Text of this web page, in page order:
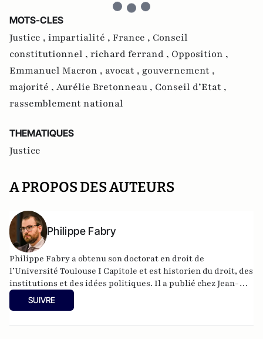
MOTS-CLES
Justice , impartialité , France , Conseil
constitutionnel , richard ferrand , Opposition ,
Emmanuel Macron , avocat , gouvernement ,
majorité , Aurélie Bretonneau , Conseil d’Etat ,
rassemblement national
THEMATIQUES
Justice
A PROPOS DES AUTEURS
Philippe Fabry
Philippe Fabry a obtenu son doctorat en droit de
l’Université Toulouse I Capitole et est historien du droit, des
institutions et des idées politiques. Il a publié chez Jean-
Cyrille Godefroy Rome, du libéralisme au socialisme
(2014, lauréat du prix Turgot du jeune talent en 2015, environ
SUIVRE